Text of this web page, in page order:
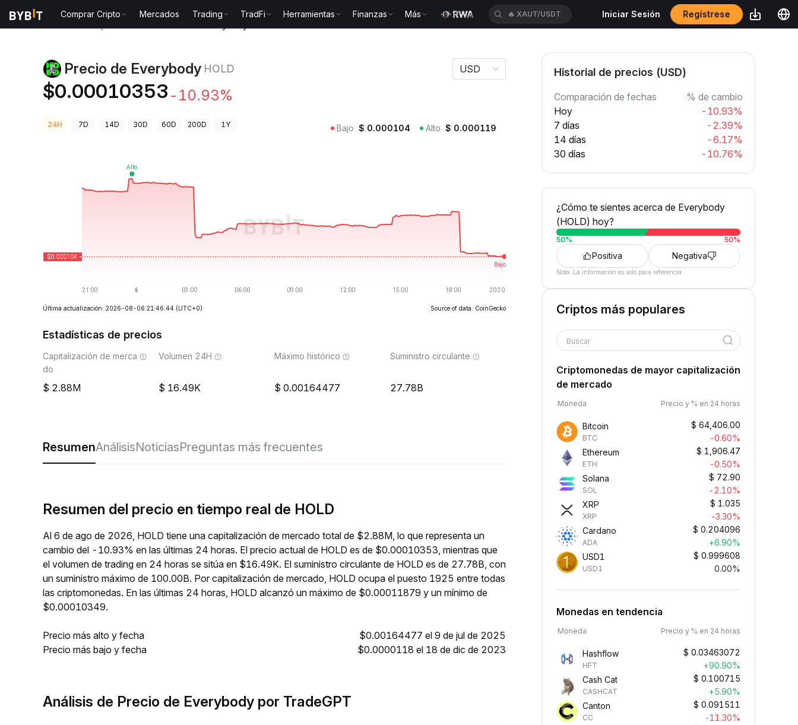
Comprar Cripto Mercados Trading TradFi Herramientas Finanzas Más 🔥 XAUT/USDT Iniciar Sesión Regístrese
Precio de Everybody HOLD
$0.00010353 -10.93%
USD
24H 7D 14D 30D 60D 200D 1Y Bajo $ 0.000104 Alto $ 0.000119
Última actualización: 2026-08-06 21:46:44 (UTC+0) Source of data: CoinGecko
Estadísticas de precios
Capitalización de merca
do
2.88M
Volumen 24H
16.49K
Máximo histórico
0.00164477
Suministro circulante
27.78B
ResumenAnálisisNoticiasPreguntas más frecuentes
Resumen del precio en tiempo real de HOLD
Al 6 de ago de 2026, HOLD tiene una capitalización de mercado total de $2.88M, lo que representa un
cambio del -10.93% en las últimas 24 horas. El precio actual de HOLD es de $0.00010353, mientras que
el volumen de trading en 24 horas se sitúa en $16.49K. El suministro circulante de HOLD es de 27.78B, con
un suministro máximo de 100.00B. Por capitalización de mercado, HOLD ocupa el puesto 1925 entre todas
las criptomonedas. En las últimas 24 horas, HOLD alcanzó un máximo de $0.00011879 y un mínimo de
$0.00010349.
Precio más alto y fecha
$0.00164477 el 9 de jul de 2025
Precio más bajo y fecha
$0.0000118 el 18 de dic de 2023
Análisis de Precio de Everybody por TradeGPT
Historial de precios (USD)
Comparación de fechas
% de cambio
Hoy
-10.93%
7 días
-2.39%
14 días
-6.17%
30 días
-10.76%
¿Cómo te sientes acerca de Everybody
(HOLD) hoy?
50% 50%
Positiva Negativa
Nota: La información es solo para referencia.
Criptos más populares
Buscar
Criptomonedas de mayor capitalización
de mercado
Moneda Precio y % en 24 horas
Bitcoin
BTC
$ 64,406.00
-0.60%
Ethereum
ETH
$ 1,906.47
-0.50%
Solana
SOL
$ 72.90
-2.10%
XRP
XRP
$ 1.035
-3.30%
Cardano
ADA
$ 0.204096
+6.90%
USD1
USD1
$ 0.999608
0.00%
Monedas en tendencia
Moneda Precio y % en 24 horas
Hashflow
HFT
$ 0.03463072
+90.90%
Cash Cat
CASHCAT
$ 0.100715
+5.90%
Canton
CC
$ 0.091511
-11.30%